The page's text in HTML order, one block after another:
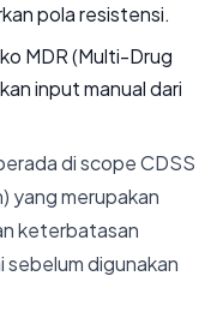
pola resistensi.
MDR (Multi-Drug
input manual dari
di scope CDSS
yang merupakan
keterbatasan
sebelum digunakan